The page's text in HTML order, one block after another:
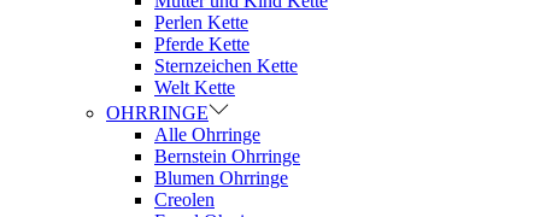
Perlen Kette
Pferde Kette
Sternzeichen Kette
Welt Kette
OHRRINGE
Alle Ohrringe
Bernstein Ohrringe
Blumen Ohrringe
Creolen